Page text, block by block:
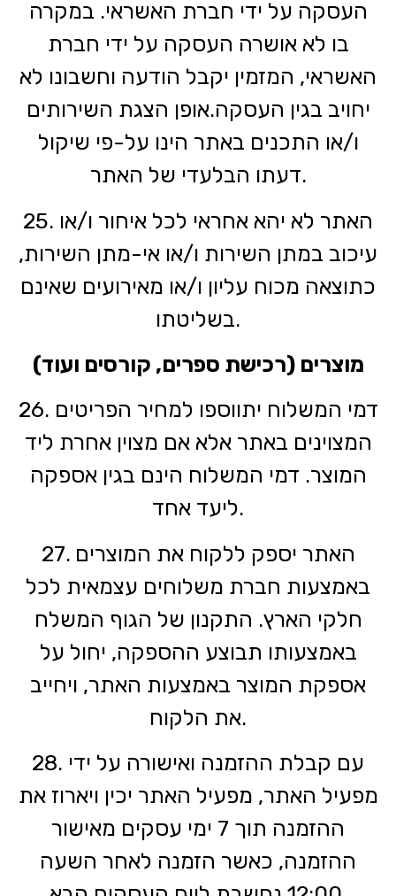
העסקה על ידי חברת האשראי. במקרה
בו לא אושרה העסקה על ידי חברת
האשראי, המזמין יקבל הודעה וחשבונו לא
יחויב בגין העסקה.אופן הצגת השירותים
ו/או התכנים באתר הינו על-פי שיקול
דעתו הבלעדי של האתר.
25. האתר לא יהא אחראי לכל איחור ו/או
עיכוב במתן השירות ו/או אי-מתן השירות,
כתוצאה מכוח עליון ו/או מאירועים שאינם
בשליטתו.
מוצרים (רכישת ספרים, קורסים ועוד)
26. דמי המשלוח יתווספו למחיר הפריטים
המצוינים באתר אלא אם מצוין אחרת ליד
המוצר. דמי המשלוח הינם בגין אספקה
ליעד אחד.
27. האתר יספק ללקוח את המוצרים
באמצעות חברת משלוחים עצמאית לכל
חלקי הארץ. התקנון של הגוף המשלח
באמצעותו תבוצע ההספקה, יחול על
אספקת המוצר באמצעות האתר, ויחייב
את הלקוח.
28. עם קבלת ההזמנה ואישורה על ידי
מפעיל האתר, מפעיל האתר יכין ויארוז את
ההזמנה תוך 7 ימי עסקים מאישור
ההזמנה, כאשר הזמנה לאחר השעה